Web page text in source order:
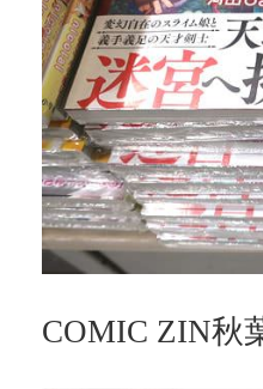
COMIC ZIN秋